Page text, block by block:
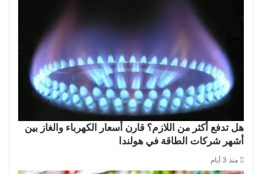
هل تدفع أكثر من اللازم؟ قارن أسعار الكهرباء والغاز بين
أشهر شركات الطاقة في هولندا
منذ 3 أيام